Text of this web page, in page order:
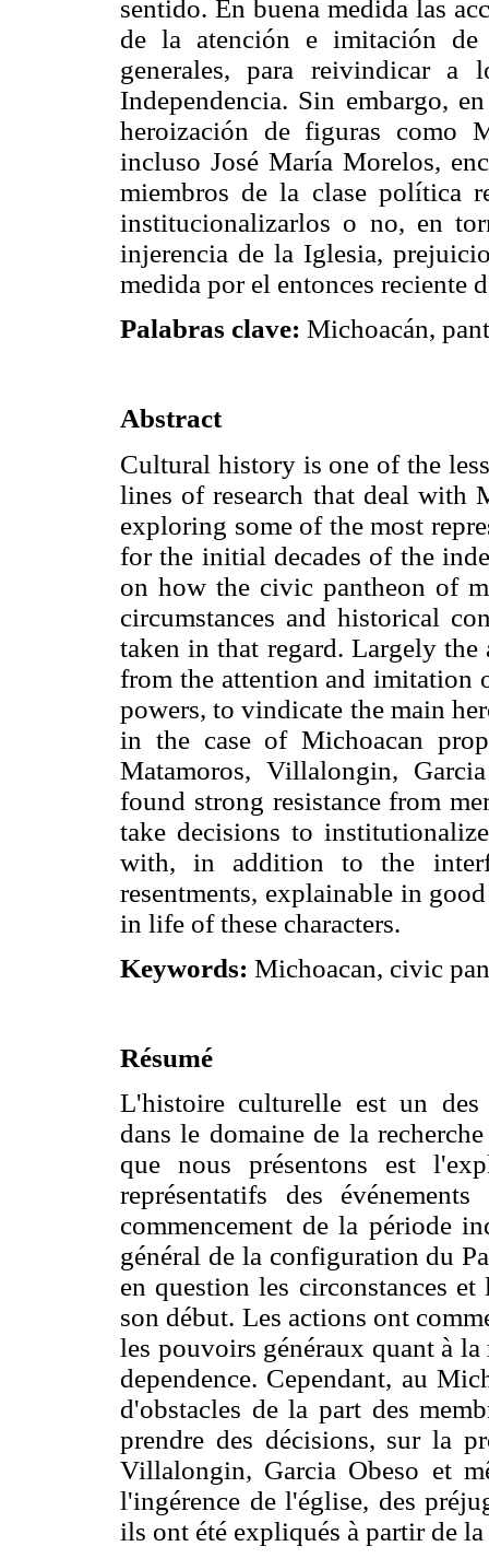
sentido. En buena medida las
de la atención e imitación de
generales, para reivindicar a
Independencia. Sin embargo,
heroización de figuras como
incluso José María Morelos,
miembros de la clase política
institucionalizarlos o no, en
injerencia de la Iglesia,
medida por el entonces reciente
Palabras clave: Michoacán,
Abstract
Cultural history is one of the
lines of research that deal with
exploring some of the most
for the initial decades of the
on how the civic pantheon of
circumstances and historical
taken in that regard. Largely
from the attention and imitation
powers, to vindicate the main
in the case of Michoacan
Matamoros, Villalongin,
found strong resistance from
take decisions to
with, in addition to the
resentments, explainable in
in life of these characters.
Keywords: Michoacan, civic
Résumé
L'histoire culturelle est un des
dans le domaine de la
que nous présentons est
représentatifs des
commencement de la période
général de la configuration du
en question les circonstances
son début. Les actions ont
les pouvoirs généraux quant à
dependence. Cependant, au
d'obstacles de la part des
prendre des décisions, sur la
Villalongin, Garcia Obeso et
l'ingérence de l'église, des
ils ont été expliqués à partir de